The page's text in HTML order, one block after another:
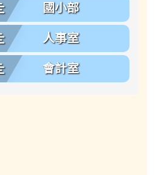
國小部
人事室
會計室